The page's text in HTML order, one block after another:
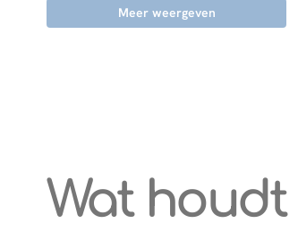
Meer weergeven
Wat houdt